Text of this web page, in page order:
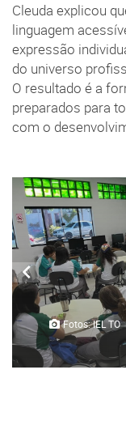
Cleuda explicou
linguagem
expressão
do universo
O resultado é a
preparados para
com o
Fotos: IEL TO